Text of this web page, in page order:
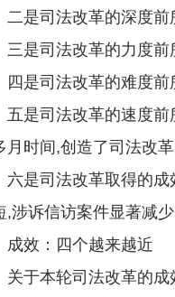
司法改革的深度前
司法改革的力度前所
司法改革的难度前所
司法改革的速度前所
月时间,创造了司法改革
司法改革取得的成效
,涉诉信访案件显著减
：四个越来越近
本轮司法改革的成